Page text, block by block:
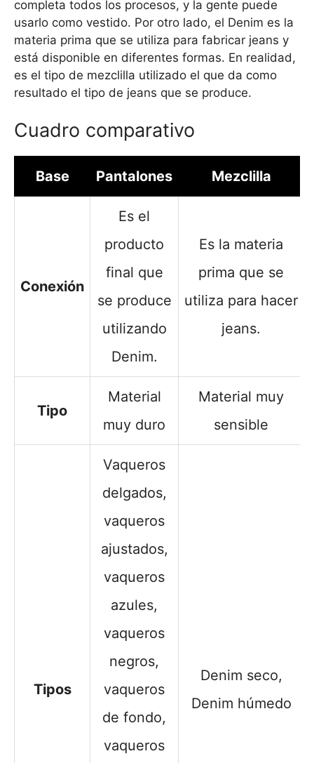
completa todos los procesos, y la gente puede
usarlo como vestido. Por otro lado, el Denim es la
materia prima que se utiliza para fabricar jeans y
está disponible en diferentes formas. En realidad,
es el tipo de mezclilla utilizado el que da como
resultado el tipo de jeans que se produce.
Cuadro comparativo
Base Pantalones Mezclilla
Conexión
Es el
producto
final que
se produce
utilizando
Denim.
Es la materia
prima que se
utiliza para hacer
jeans.
Tipo
Material
muy duro
Material muy
sensible
Tipos
Vaqueros
delgados,
vaqueros
ajustados,
vaqueros
azules,
vaqueros
negros,
vaqueros
de fondo,
vaqueros
Denim seco,
Denim húmedo